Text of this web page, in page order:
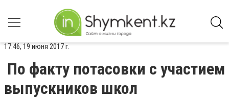
17:46, 19 июня 2017 г.
По факту потасовки с участием
выпускников школ